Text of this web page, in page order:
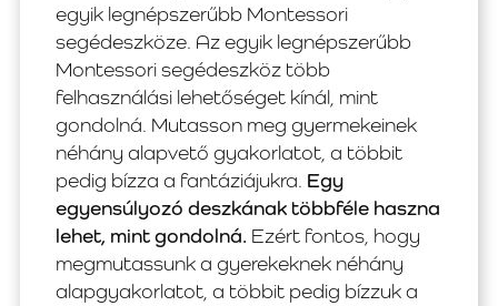
egyik legnépszerűbb Montessori
segédeszköze. Az egyik legnépszerűbb
Montessori segédeszköz több
felhasználási lehetőséget kínál, mint
gondolná. Mutasson meg gyermekeinek
néhány alapvető gyakorlatot, a többit
pedig bízza a fantáziájukra. Egy
egyensúlyozó deszkának többféle haszna
lehet, mint gondolná. Ezért fontos, hogy
megmutassunk a gyerekeknek néhány
alapgyakorlatot, a többit pedig bízzuk a